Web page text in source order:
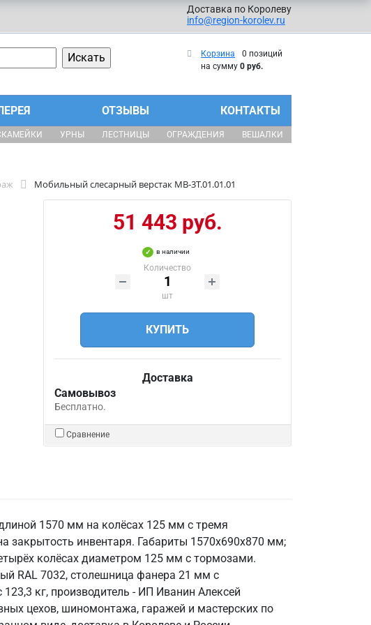
Доставка по Королеву
info@region-korolev.ru
Корзина
0 позиций
на сумму 0 руб.
ОТЗЫВЫ КОНТАКТЫ
УРНЫ ЛЕСТНИЦЫ ОГРАЖДЕНИЯ ВЕШАЛКИ
Мобильный слесарный верстак МВ-3Т.01.01.01
51 443 руб.
в наличии
Количество
шт
КУПИТЬ
Доставка
Самовывоз
Бесплатно.
Сравнение
1570 мм на колёсах 125 мм с тремя
инвентаря. Габариты 1570х690х870 мм;
колёсах диаметром 125 мм с тормозами.
RAL 7032, столешница фанера 21 мм с
кг, производитель - ИП Иванин Алексей
цехов, шиномонтажа, гаражей и мастерских по